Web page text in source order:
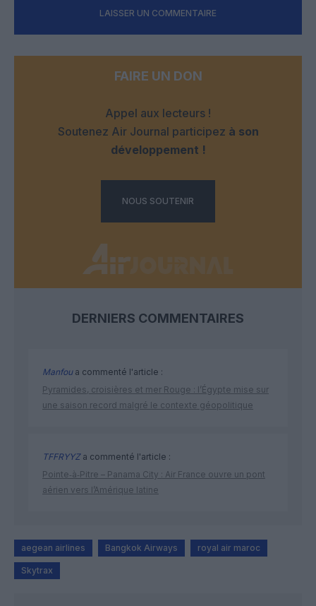
LAISSER UN COMMENTAIRE
FAIRE UN DON
Appel aux lecteurs !
Soutenez Air Journal participez à son
développement !
NOUS SOUTENIR
DERNIERS COMMENTAIRES
Manfoua commenté l'article :
Pyramides, croisières et mer Rouge : l’Égypte mise sur
une saison record malgré le contexte géopolitique
TFFRYYZa commenté l'article :
Pointe‑à‑Pitre – Panama City : Air France ouvre un pont
aérien vers l’Amérique latine
aegean airlines Bangkok Airways royal air maroc
Skytrax